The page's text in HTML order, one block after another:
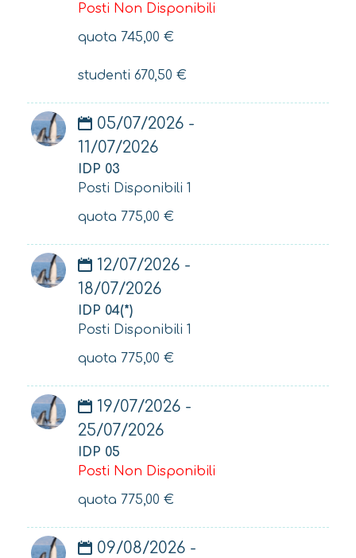
Posti Non Disponibili
quota 745,00 €
studenti 670,50 €
05/07/2026 -
11/07/2026
IDP 03
Posti Disponibili 1
quota 775,00 €
12/07/2026 -
18/07/2026
IDP 04(*)
Posti Disponibili 1
quota 775,00 €
19/07/2026 -
25/07/2026
IDP 05
Posti Non Disponibili
quota 775,00 €
09/08/2026 -